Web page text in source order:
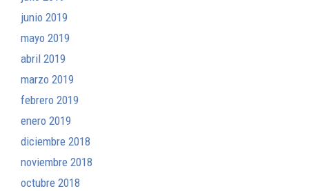
junio 2019
mayo 2019
abril 2019
marzo 2019
febrero 2019
enero 2019
diciembre 2018
noviembre 2018
octubre 2018